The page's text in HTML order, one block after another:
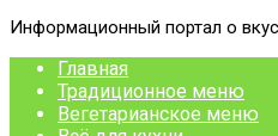
Информационный портал о
Главная
Традиционное меню
Вегетарианское меню